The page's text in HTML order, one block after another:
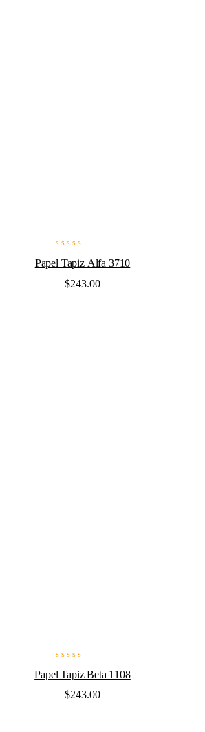
en
Papel Tapiz Alfa 3710
$243.00
en
Papel Tapiz Beta 1108
$243.00